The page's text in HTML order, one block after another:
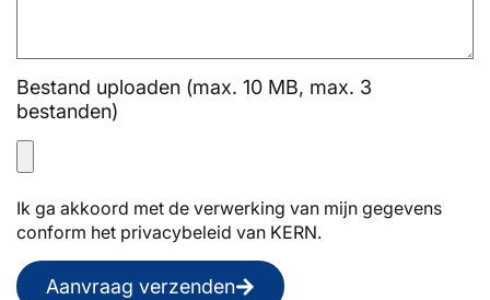
Bestand uploaden (max. 10 MB, max. 3
bestanden)
Ik ga akkoord met de verwerking van mijn gegevens
conform het privacybeleid van KERN.
Aanvraag verzenden